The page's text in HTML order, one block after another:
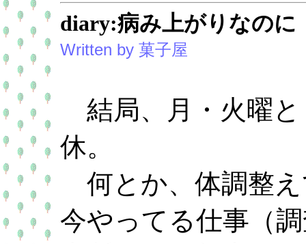
diary:病み上がりなのに
Written by 菓子屋
結局、月・火曜と
休。
何とか、体調整
今やってる仕事（